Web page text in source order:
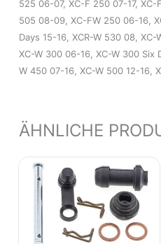
525 06-07, XC-F 250 07-17, XC-
505 08-09, XC-FW 250 06-16,
Days 15-16, XCR-W 530 08,
XC-W 300 06-16, XC-W 300 Six
W 450 07-16, XC-W 500 12-16,
ÄHNLICHE